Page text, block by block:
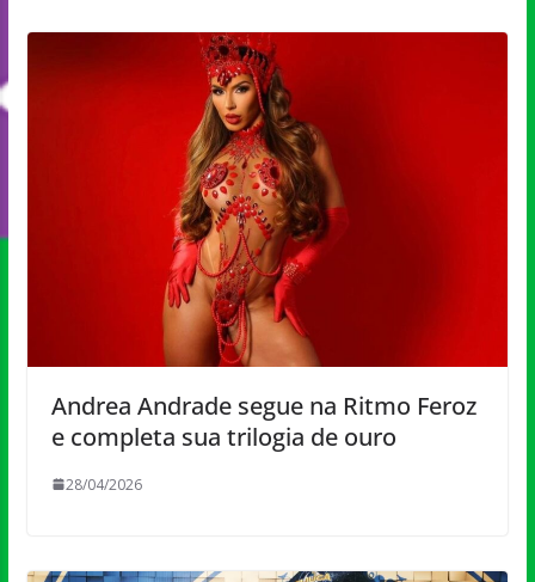
Andrea Andrade segue na Ritmo Feroz
e completa sua trilogia de ouro
28/04/2026